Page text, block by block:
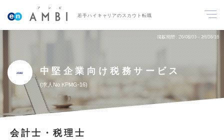
若手ハイキャリアのスカウト転職
掲載期間 26/08/03～26/08/16
中堅企業向け税務サービス
求人No.KPMG-16
会計士・税理士